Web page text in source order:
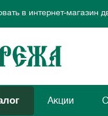
в интернет-магазин
выгодные
в интернет-магазин
выгодные
Акции